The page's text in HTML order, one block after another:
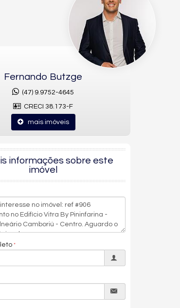
Fernando Butzge
(47) 9.9752-4645
CRECI 38.173-F
mais imóveis
informações sobre este
imóvel